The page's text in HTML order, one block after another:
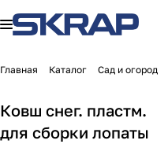
Главная Каталог Сад и огород
Ковш снег. пластм.
для сборки лопаты